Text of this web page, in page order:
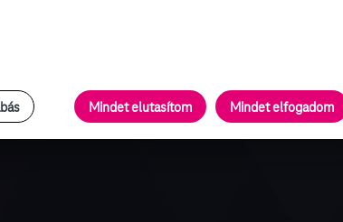
Mindet elutasítom Mindet elfogadom